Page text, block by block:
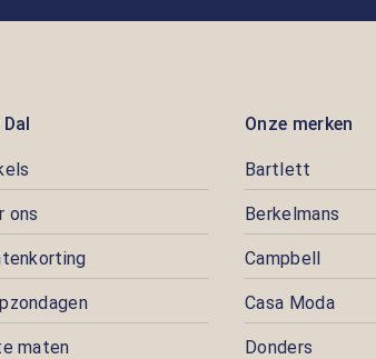
ons
maten
Onze merken
Bartlett
Berkelmans
Campbell
Casa Moda
Donders